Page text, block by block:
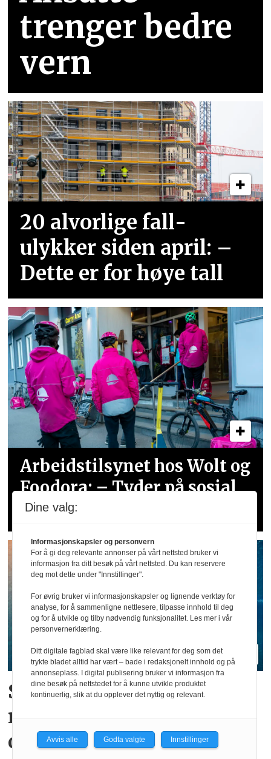
trenger bedre
vern
20 alvorlige fall­
ulykker siden april: –
Dette er for høye tall
Arbeidstilsynet hos Wolt og
Foodora: – Tyder på sosial
dumping og utnytting
Sjøfartsdirektoratet med
nullvisjon for
dødsulykker
Dine valg:
Informasjonskapsler og personvern
For å gi deg relevante annonser på vårt nettsted bruker vi
informasjon fra ditt besøk på vårt nettsted. Du kan reservere
deg mot dette under "Innstillinger".
For øvrig bruker vi informasjonskapsler og lignende verktøy for
analyse, for å sammenligne nettlesere, tilpasse innhold til deg
og for å utvikle og tilby nødvendig funksjonalitet. Les mer i vår
personvernerklæring.
Ditt digitale fagblad skal være like relevant for deg som det
trykte bladet alltid har vært – bade i redaksjonelt innhold og på
annonseplass. I digital publisering bruker vi informasjon fra
dine besøk på nettstedet for å kunne utvikle produktet
kontinuerlig, slik at du opplever det nyttig og relevant.
Avvis alle Godta valgte Innstillinger